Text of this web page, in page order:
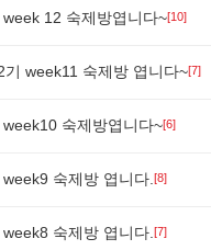
week 12 숙제방엽니다~[10]
기 week11 숙제방 엽니다~[7]
week10 숙제방엽니다~[6]
week9 숙제방 엽니다. [8]
week8 숙제방 엽니다. [7]